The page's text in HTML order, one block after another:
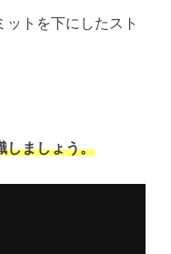
トを下にしたスト
しましょう。